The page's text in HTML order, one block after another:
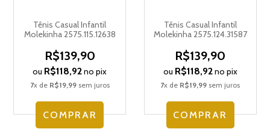
Tênis Casual Infantil
Molekinha 2575.115.12638
R$139,90
ou R$118,92no pix
7x de R$19,99sem juros
COMPRAR
Tênis Casual Infantil
Molekinha 2575.124.31587
R$139,90
ou R$118,92no pix
7x de R$19,99 sem juros
COMPRAR